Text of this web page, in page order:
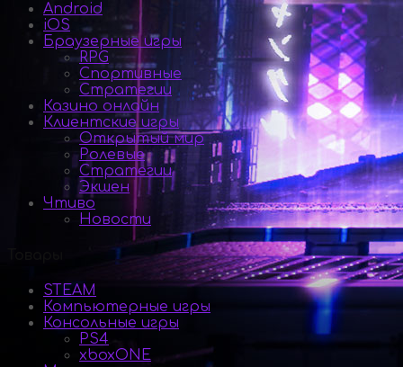
Android
iOS
Браузерные игры
RPG
Спортивные
Стратегии
Казино онлайн
Клиентские игры
Открытый мир
Ролевые
Стратегии
Экшен
Чтиво
Новости
STEAM
Компьютерные игры
Консольные игры
PS4
xboxONE